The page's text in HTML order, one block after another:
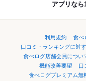
アプリなら
利用規約 食べ
口コミ・ランキングに対
食べログ店舗会員につい
機能改善要望
口
食べログプレミアム無